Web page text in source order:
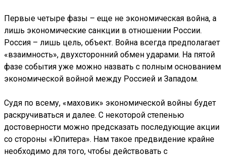
Первые четыре фазы – еще не экономическая война, а
лишь экономические санкции в отношении России.
Россия – лишь цель, объект. Война всегда предполагает
«взаимность», двухсторонний обмен ударами. На пятой
фазе события уже можно назвать с полным основанием
экономической войной между Россией и Западом.
Судя по всему, «маховик» экономической войны будет
раскручиваться и далее. С некоторой степенью
достоверности можно предсказать последующие акции
со стороны «Юпитера». Нам такое предвидение крайне
необходимо для того, чтобы действовать с